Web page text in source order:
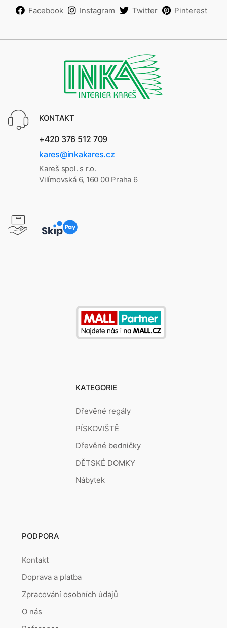
Facebook Instagram Twitter Pinterest
KONTAKT
+420 376 512 709
kares@inkakares.cz
Kareš spol. s r.o.
Vilímovská 6, 160 00 Praha 6
KATEGORIE
Dřevěné regály
PÍSKOVIŠTĚ
Dřevěné bedničky
DĚTSKÉ DOMKY
Nábytek
PODPORA
Kontakt
Doprava a platba
Zpracování osobních údajů
O nás